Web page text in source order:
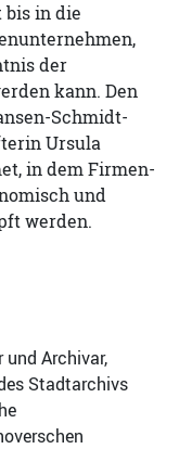
bis in die
der
kann. Den
Schmidt-
Ursula
in dem Firmen-
und
werden.
und Archivar,
Stadtarchivs